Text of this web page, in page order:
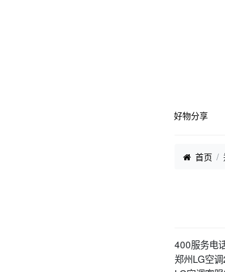
好物分享
首页
400服务电话
郑州LG空